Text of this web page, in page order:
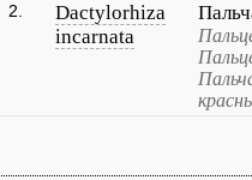
2.
Dactylorhiza
incarnata